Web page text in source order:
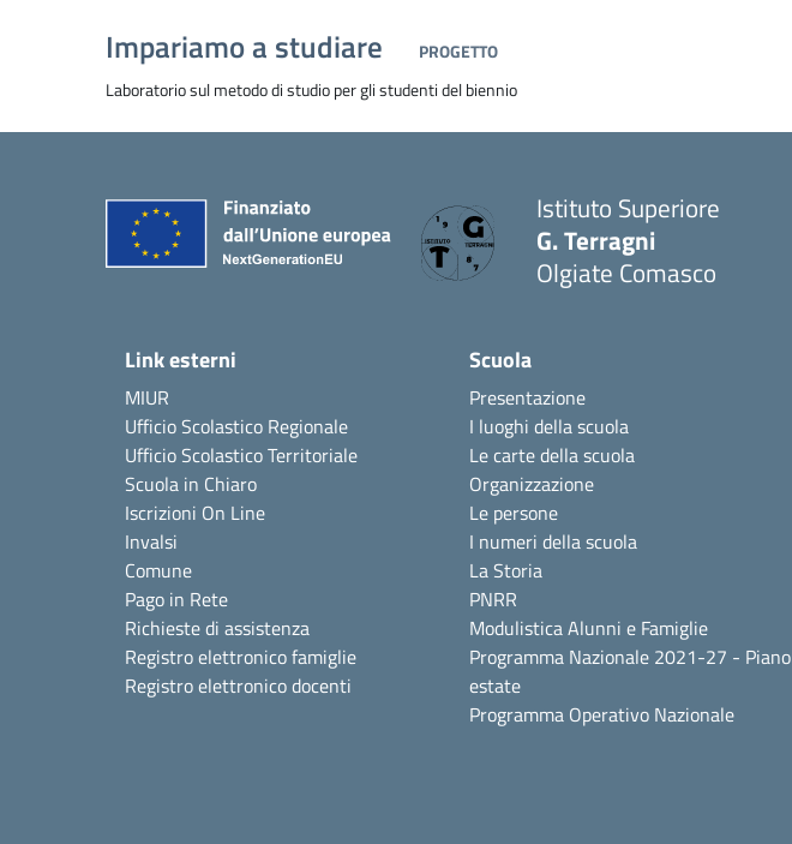
Impariamo a studiare PROGETTO
Laboratorio sul metodo di studio per gli studenti del biennio
Istituto Superiore
G. Terragni
Olgiate Comasco
Link esterni
MIUR
Ufficio Scolastico Regionale
Ufficio Scolastico Territoriale
Scuola in Chiaro
Iscrizioni On Line
Invalsi
Comune
Pago in Rete
Richieste di assistenza
Registro elettronico famiglie
Registro elettronico docenti
Scuola
Presentazione
I luoghi della scuola
Le carte della scuola
Organizzazione
Le persone
I numeri della scuola
La Storia
PNRR
Modulistica Alunni e Famiglie
Programma Nazionale 2021-27 - Piano
estate
Programma Operativo Nazionale